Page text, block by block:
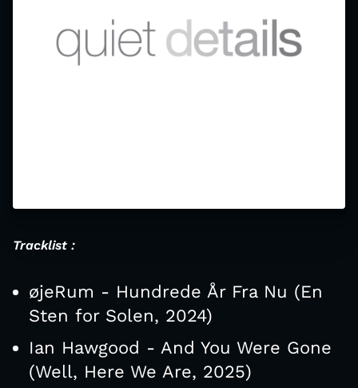
Tracklist :
øjeRum - Hundrede År Fra Nu (En
Sten for Solen, 2024)
Ian Hawgood - And You Were Gone
(Well, Here We Are, 2025)